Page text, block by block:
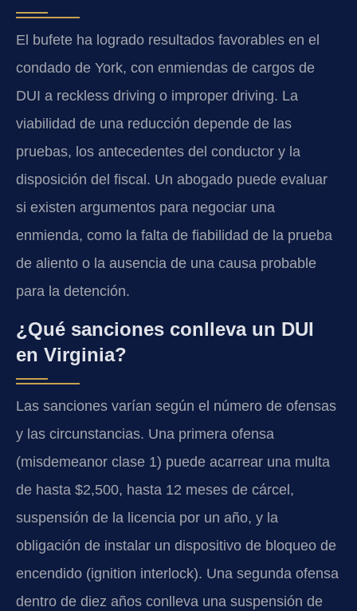
El bufete ha logrado resultados favorables en el
condado de York, con enmiendas de cargos de
DUI a reckless driving o improper driving. La
viabilidad de una reducción depende de las
pruebas, los antecedentes del conductor y la
disposición del fiscal. Un abogado puede evaluar
si existen argumentos para negociar una
enmienda, como la falta de fiabilidad de la prueba
de aliento o la ausencia de una causa probable
para la detención.
¿Qué sanciones conlleva un DUI
en Virginia?
Las sanciones varían según el número de ofensas
y las circunstancias. Una primera ofensa
(misdemeanor clase 1) puede acarrear una multa
de hasta $2,500, hasta 12 meses de cárcel,
suspensión de la licencia por un año, y la
obligación de instalar un dispositivo de bloqueo de
encendido (ignition interlock). Una segunda ofensa
dentro de diez años conlleva una suspensión de